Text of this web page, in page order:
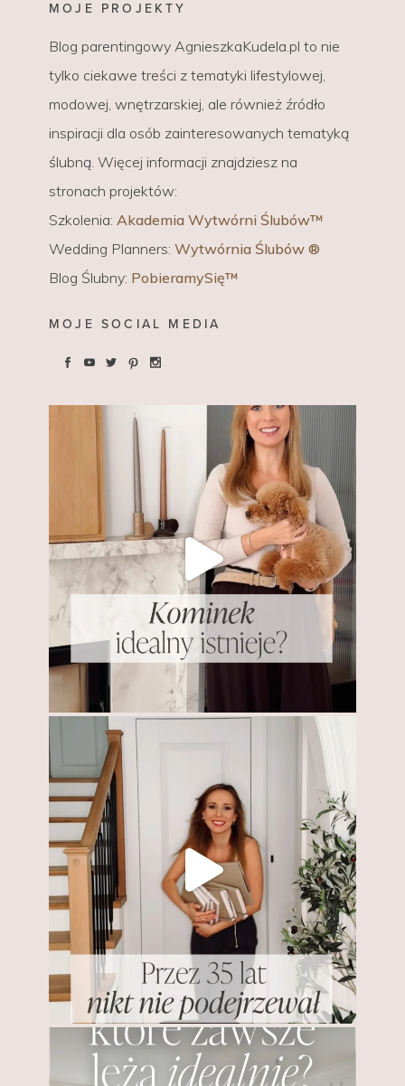
MOJE PROJEKTY
Blog parentingowy AgnieszkaKudela.pl to nie
tylko ciekawe treści z tematyki lifestylowej,
modowej, wnętrzarskiej, ale również źródło
inspiracji dla osób zainteresowanych tematyką
ślubną. Więcej informacji znajdziesz na
stronach projektów:
Szkolenia: Akademia Wytwórni Ślubów™
Wedding Planners: Wytwórnia Ślubów ®
Blog Ślubny: PobieramySię™
MOJE SOCIAL MEDIA